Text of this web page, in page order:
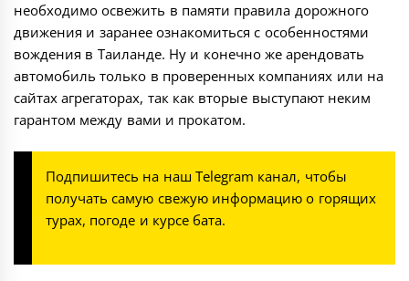
необходимо освежить в памяти правила дорожного
движения и заранее ознакомиться с особенностями
вождения в Таиланде. Ну и конечно же арендовать
автомобиль только в проверенных компаниях или на
сайтах агрегаторах, так как вторые выступают неким
гарантом между вами и прокатом.
Подпишитесь на наш Telegram канал, чтобы
получать самую свежую информацию о горящих
турах, погоде и курсе бата.